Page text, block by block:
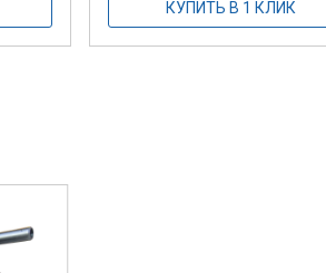
КУПИТЬ В 1 КЛИК